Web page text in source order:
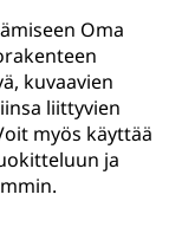
Oma
kuvaavien
liittyvien
myös käyttää
ja